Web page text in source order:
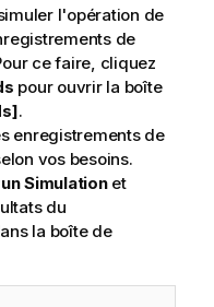
l'opération de
de
ce faire, cliquez
pour ouvrir la boîte
.
enregistrements de
vos besoins.
Simulationet
du
la boîte de